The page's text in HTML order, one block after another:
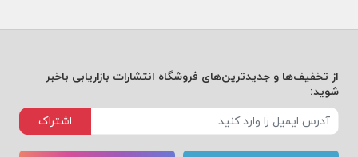
از تخفیف‌ها و جدیدترین‌های فروشگاه انتشارات بازاریابی باخبر
شوید:
اشتراک